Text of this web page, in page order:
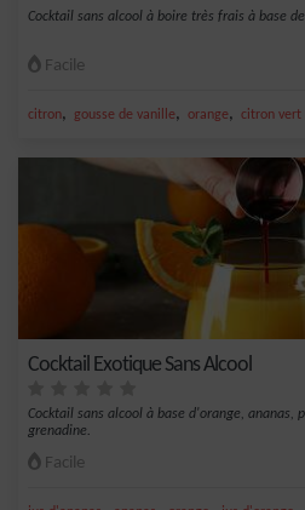
Cocktail sans alcool à boire très frais à base
Facile
citron, gousse de vanille, orange, citron vert
Cocktail Exotique Sans Alcool
Cocktail sans alcool à base d'orange, ananas,
grenadine.
Facile